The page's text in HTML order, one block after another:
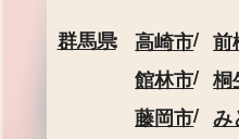
群馬県 高崎市 前
館林市
桐
藤岡市
み